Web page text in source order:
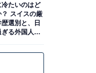
冷たいのはど
スイスの厳
選別と、日
る外国人政